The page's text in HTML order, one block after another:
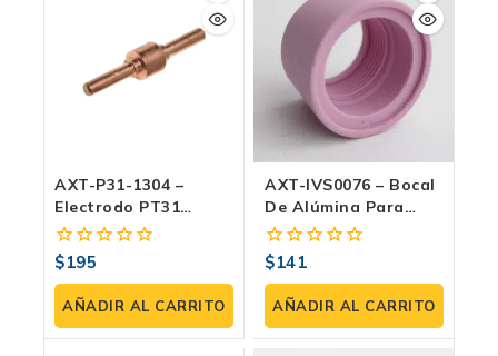
AXT-P31-1304 –
Electrodo PT31
(paquete 3 Pzas)
0
fuera
de
5
$195
AÑADIR AL CARRITO
AXT-IVS0076 – Bocal
De Alúmina Para
Antorcha IPT40
(paquete 2 Pzas)
0
fuera
de
5
$141
AÑADIR AL CARRITO